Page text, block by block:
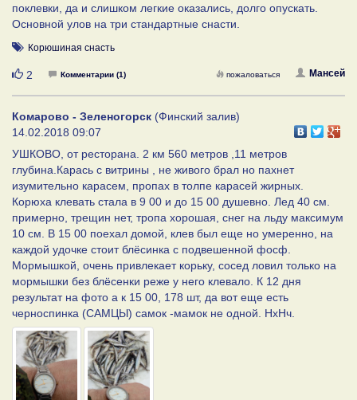
поклевки, да и слишком легкие оказались, долго опускать.
Основной улов на три стандартные снасти.
Корюшиная снасть
Нравится
2 Комментарии (1) Мансей
пожаловаться
Комарово - Зеленогорск (Финский залив)
14.02.2018 09:07
УШКОВО, от ресторана. 2 км 560 метров ,11 метров
глубина.Карась с витрины , не живого брал но пахнет
изумительно карасем, пропах в толпе карасей жирных.
Корюха клевать стала в 9 00 и до 15 00 душевно. Лед 40 см.
примерно, трещин нет, тропа хорошая, снег на льду максимум
10 см. В 15 00 поехал домой, клев был еще но умеренно, на
каждой удочке стоит блёсинка с подвешенной фосф.
Мормышкой, очень привлекает корьку, сосед ловил только на
мормышки без блёсенки реже у него клевало. К 12 дня
результат на фото а к 15 00, 178 шт, да вот еще есть
черноспинка (САМЦЫ) самок -мамок не одной. НхНч.